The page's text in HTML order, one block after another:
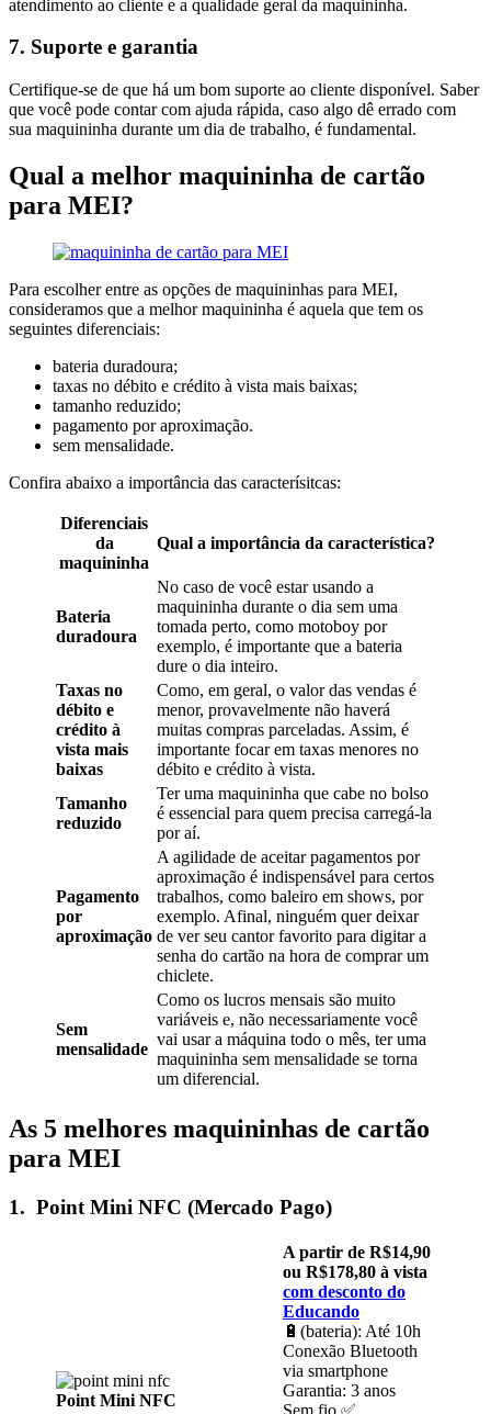
atendimento ao cliente e a qualidade geral da maquininha.
7. Suporte e garantia
Certifique-se de que há um bom suporte ao cliente disponível. Saber
que você pode contar com ajuda rápida, caso algo dê errado com
sua maquininha durante um dia de trabalho, é fundamental.
Qual a melhor maquininha de cartão
para MEI?
Para escolher entre as opções de maquininhas para MEI,
consideramos que a melhor maquininha é aquela que tem os
seguintes diferenciais:
bateria duradoura;
taxas no débito e crédito à vista mais baixas;
tamanho reduzido;
pagamento por aproximação.
sem mensalidade.
Confira abaixo a importância das caracterísitcas:
Diferenciais
da
maquininha
Qual a importância da característica?
Bateria
duradoura
No caso de você estar usando a
maquininha durante o dia sem uma
tomada perto, como motoboy por
exemplo, é importante que a bateria
dure o dia inteiro.
Taxas no
débito e
crédito à
vista mais
baixas
Como, em geral, o valor das vendas é
menor, provavelmente não haverá
muitas compras parceladas. Assim, é
importante focar em taxas menores no
débito e crédito à vista.
Tamanho
reduzido
Ter uma maquininha que cabe no bolso
é essencial para quem precisa carregá-la
por aí.
Pagamento
por
aproximação
A agilidade de aceitar pagamentos por
aproximação é indispensável para certos
trabalhos, como baleiro em shows, por
exemplo. Afinal, ninguém quer deixar
de ver seu cantor favorito para digitar a
senha do cartão na hora de comprar um
chiclete.
Sem
mensalidade
Como os lucros mensais são muito
variáveis e, não necessariamente você
vai usar a máquina todo o mês, ter uma
maquininha sem mensalidade se torna
um diferencial.
As 5 melhores maquininhas de cartão
para MEI
1. Point Mini NFC (Mercado Pago)
Point Mini NFC
A partir de R$14,90
ou R$178,80 à vista
com desconto do
Educando
🔋(bateria): Até 10h
Conexão Bluetooth
via smartphone
Garantia: 3 anos